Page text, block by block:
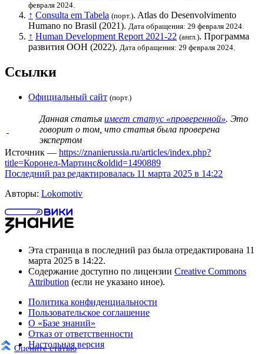
Оцените статью
февраля 2024.
↑ Consulta em Tabela (порт.). Atlas do Desenvolvimento
Humano no Brasil (2021). Дата обращения: 29 февраля 2024.
↑ Human Development Report 2021-22 (англ.). Программа
развития ООН (2022). Дата обращения: 29 февраля 2024.
Ссылки
Официальный сайт (порт.)
Данная статья имеет статус «проверенной». Это
говорит о том, что статья была проверена
экспертом
Источник — https://znanierussia.ru/articles/index.php?
title=Коронел-Мартинс&oldid=1490889
Последний раз редактировалась 11 марта 2025 в 14:22
Авторы: Lokomotiv
Эта страница в последний раз была отредактирована 11
марта 2025 в 14:22.
Содержание доступно по лицензии Creative Commons
Attribution (если не указано иное).
Политика конфиденциальности
Пользовательское соглашение
О «Базе знаний»
Отказ от ответственности
Настольная версия